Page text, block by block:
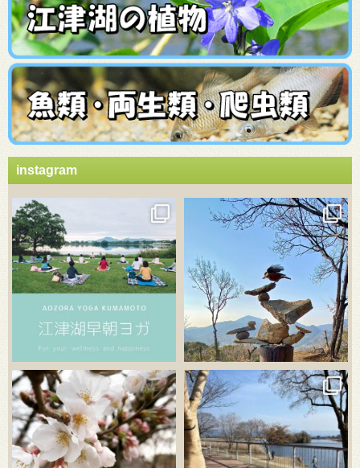
instagram
3月 20
3月 18
3月 18